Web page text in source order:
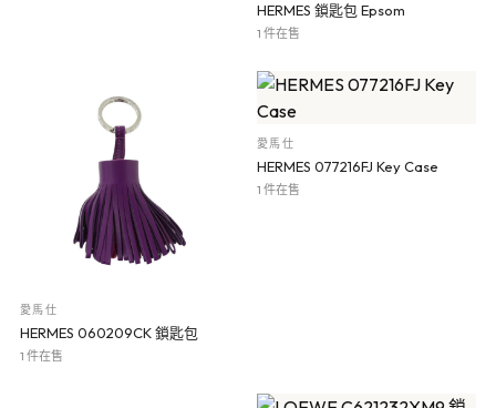
HERMES 鎖匙包 Epsom
1 件在售
愛馬仕
HERMES 060209CK 鎖匙包
1 件在售
愛馬仕
HERMES 077216FJ Key Case
1 件在售